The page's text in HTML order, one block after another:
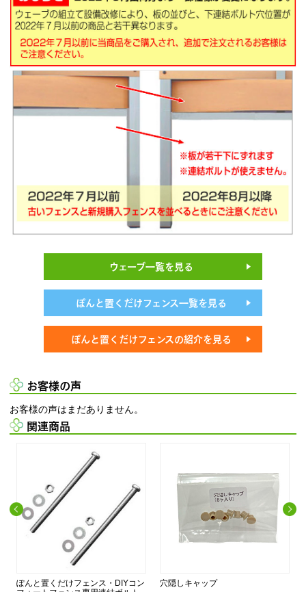
ウェーブ一覧を見る
ぽんと置くだけフェンス一覧を見る
ぽんと置くだけフェンスの紹介を見る
お客様の声
お客様の声はまだありません。
関連商品
ぽんと置くだけフェンス・DIYコン
穴隠しキャップ